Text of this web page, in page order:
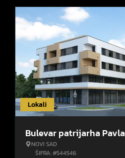
Lokali
Bulevar patrijarha Pavla
NOVI SAD
ŠIFRA: #544546